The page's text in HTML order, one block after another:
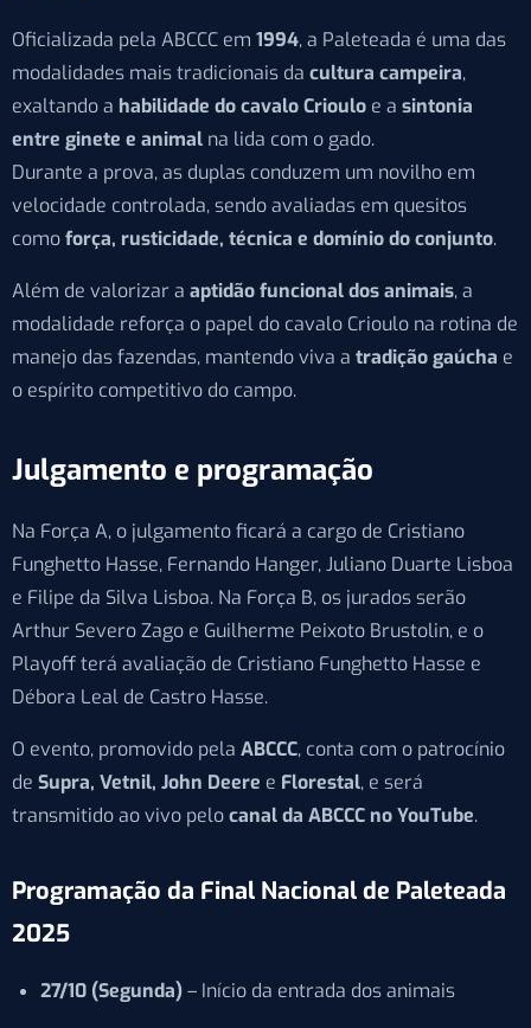
Oficializada pela ABCCC em 1994, a Paleteada é uma das
modalidades mais tradicionais da cultura campeira,
exaltando a habilidade do cavalo Crioulo e a sintonia
entre ginete e animal na lida com o gado.
Durante a prova, as duplas conduzem um novilho em
velocidade controlada, sendo avaliadas em quesitos
comoforça, rusticidade, técnica e domínio do conjunto.
Além de valorizar a aptidão funcional dos animais, a
modalidade reforça o papel do cavalo Crioulo na rotina de
manejo das fazendas, mantendo viva a tradição gaúcha e
o espírito competitivo do campo.
Julgamento e programação
Na Força A, o julgamento ficará a cargo de Cristiano
Funghetto Hasse, Fernando Hanger, Juliano Duarte Lisboa
e Filipe da Silva Lisboa. Na Força B, os jurados serão
Arthur Severo Zago e Guilherme Peixoto Brustolin, e o
Playoff terá avaliação de Cristiano Funghetto Hasse e
Débora Leal de Castro Hasse.
O evento, promovido pela ABCCC, conta com o patrocínio
de Supra, Vetnil, John Deere e Florestal, e será
transmitido ao vivo pelocanal da ABCCC no YouTube.
Programação da Final Nacional de Paleteada
2025
27/10 (Segunda)– Início da entrada dos animais